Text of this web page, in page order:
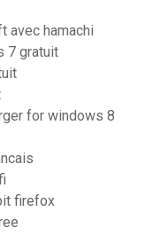
avec hamachi
7 gratuit
for windows 8
firefox